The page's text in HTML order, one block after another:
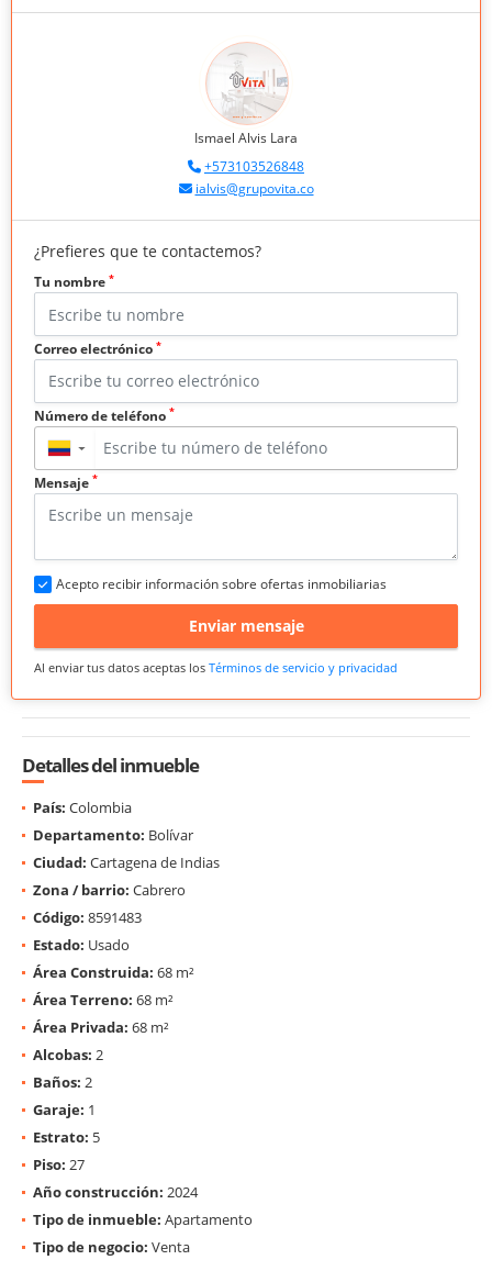
Ismael Alvis Lara
+573103526848
ialvis@grupovita.co
¿Prefieres que te contactemos?
Tu nombre *
Correo electrónico *
Número de teléfono *
▼
Mensaje *
Acepto recibir información sobre ofertas inmobiliarias
Enviar mensaje
Al enviar tus datos aceptas los Términos de servicio y privacidad
Detalles del inmueble
País: Colombia
Departamento: Bolívar
Ciudad: Cartagena de Indias
Zona / barrio: Cabrero
Código: 8591483
Estado: Usado
Área Construida: 68 m²
Área Terreno: 68 m²
Área Privada: 68 m²
Alcobas: 2
Baños: 2
Garaje: 1
Estrato: 5
Piso: 27
Año construcción: 2024
Tipo de inmueble: Apartamento
Tipo de negocio: Venta